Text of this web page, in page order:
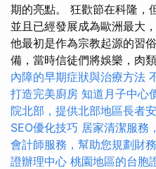
期的亮點。 狂歡節在科隆，
並且已經發展成為歐洲最大
他最初是作為宗教起源的習
備，當時信徒們將娛樂，肉
內障的早期症狀與治療方法
打造完美廚房 知道月子中心
院北部，提供北部地區長者
SEO優化技巧 居家清潔服務
會計師服務，幫助您規劃財務
證辦理中心 桃園地區的台胞